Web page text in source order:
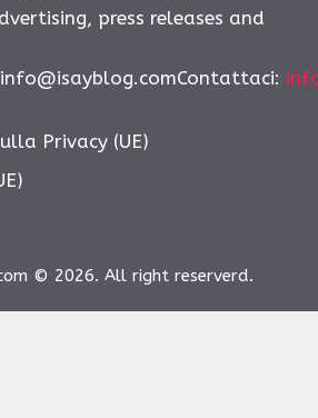
press releases and
Privacy (UE)
© 2026. All right reserverd.